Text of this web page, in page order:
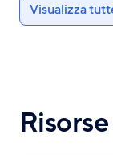
Visualizza